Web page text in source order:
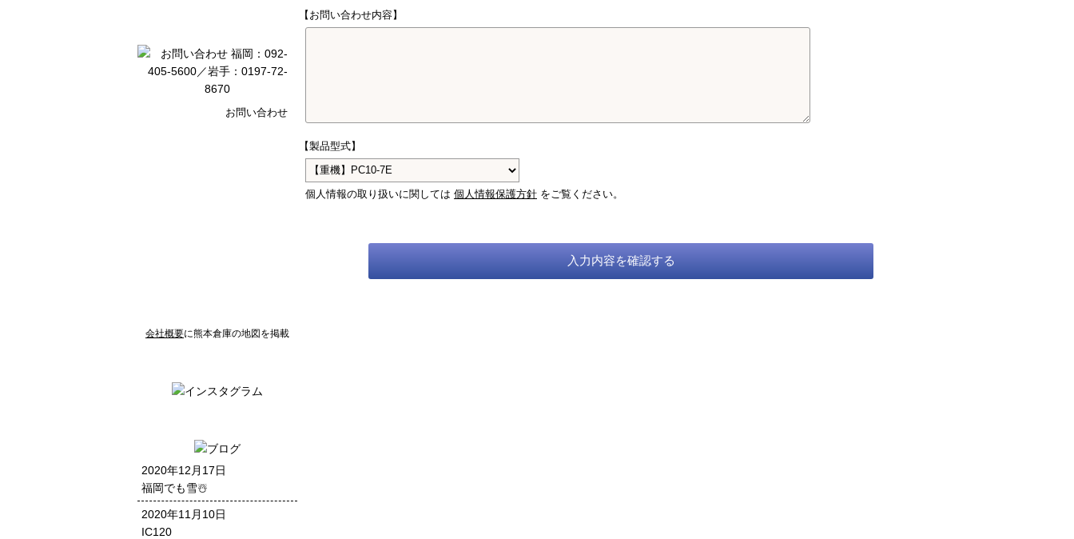
【お問い合わせ内容】
【製品型式】
個人情報の取り扱いに関しては 個人情報保護方針 をご覧ください。
入力内容を確認する
お問い合わせ
会社概要に熊本倉庫の地図を掲載
2020年12月17日
福岡でも雪☃️
2020年11月10日
IC120